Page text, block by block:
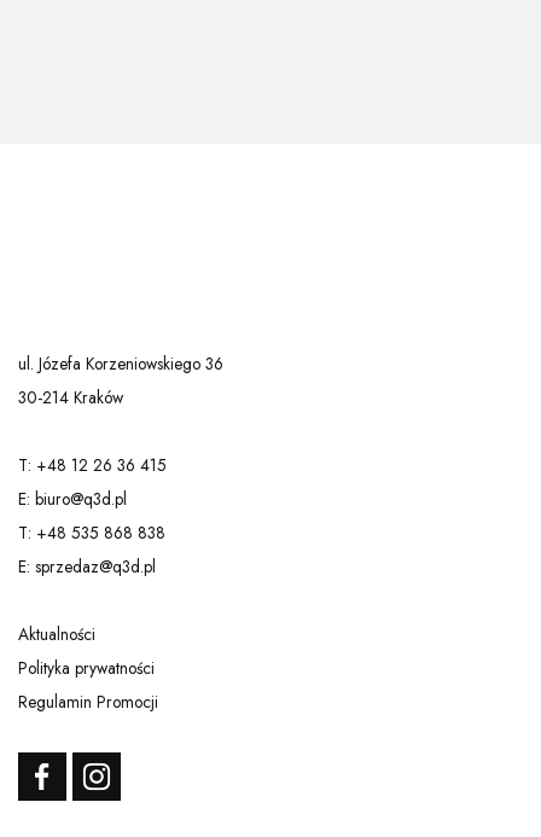
ul. Józefa Korzeniowskiego 36
30-214 Kraków
T: +48 12 26 36 415
E: biuro@q3d.pl
T: +48 535 868 838
E: sprzedaz@q3d.pl
Aktualności
Polityka prywatności
Regulamin Promocji